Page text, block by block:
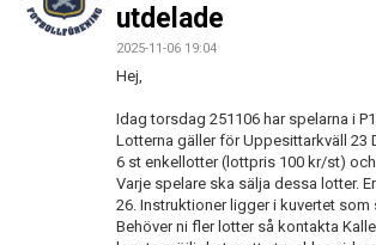
utdelade
2025-11-06 19:04
Hej,
Idag torsdag 251106 har spelarna i
Lotterna gäller för Uppesittarkväll 23
6 st enkellotter (lottpris 100 kr/st)
Varje spelare ska sälja dessa lotter.
26. Instruktioner ligger i kuvertet som
Behöver ni fler lotter så kontakta